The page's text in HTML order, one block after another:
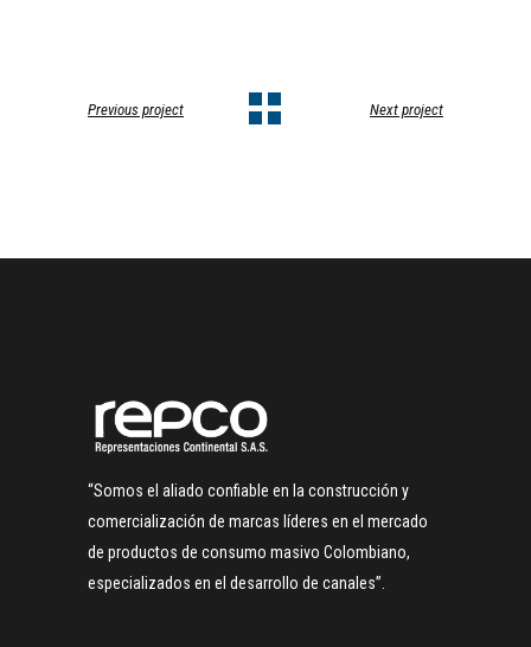
Previous project Next project
“Somos el aliado confiable en la construcción y
comercialización de marcas líderes en el mercado
de productos de consumo masivo Colombiano,
especializados en el desarrollo de canales”.